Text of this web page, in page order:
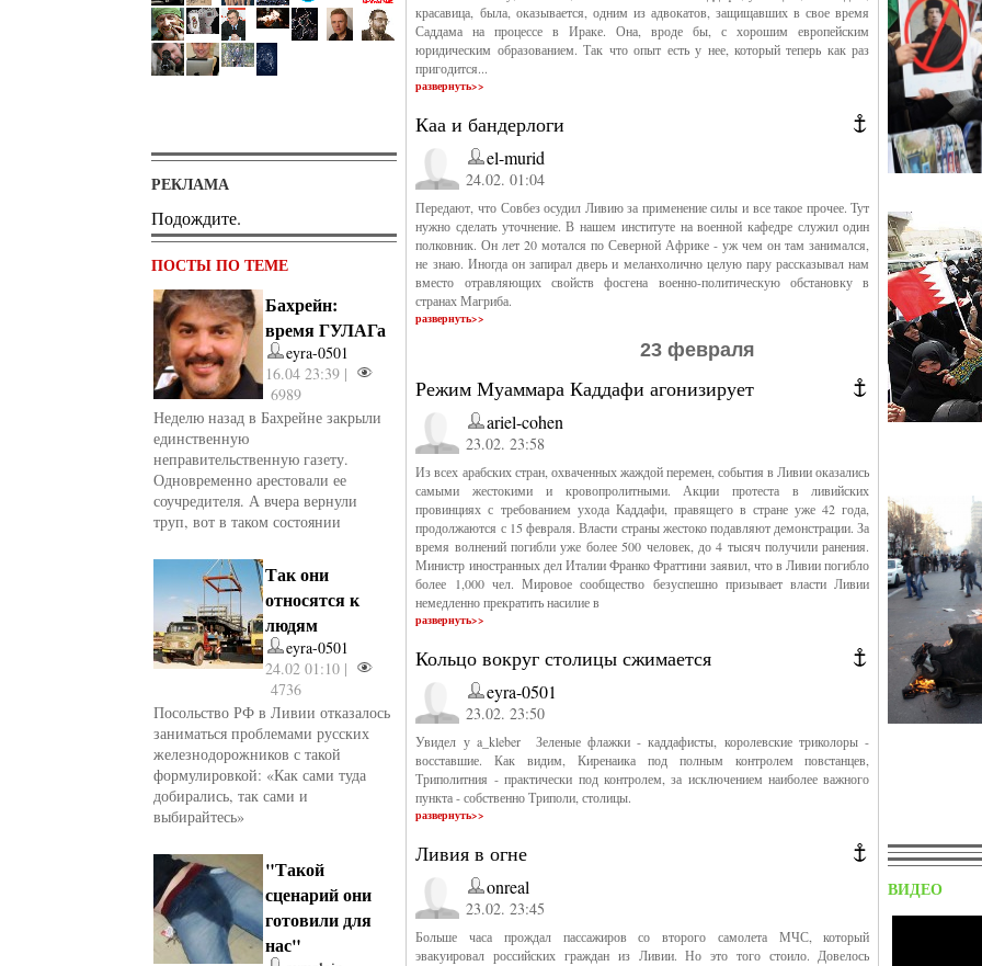
РЕКЛАМА
Подождите.
ПОСТЫ ПО ТЕМЕ
Бахрейн:
время ГУЛАГа
eyra-0501
16.04 23:39 |
6989
Неделю назад в Бахрейне закрыли
единственную
неправительственную газету.
Одновременно арестовали ее
соучредителя. А вчера вернули
труп, вот в таком состоянии
Так они
относятся к
людям
eyra-0501
24.02 01:10 |
4736
Посольство РФ в Ливии отказалось
заниматься проблемами русских
железнодорожников с такой
формулировкой: «Как сами туда
добирались, так сами и
выбирайтесь»
"Такой
сценарий они
готовили для
нас"
красавица, была, оказывается, одним из адвокатов, защищавших в свое время
Саддама на процессе в Ираке. Она, вроде бы, с хорошим европейским
юридическим образованием. Так что опыт есть у нее, который теперь как раз
пригодится...
развернуть>>
Каа и бандерлоги
el-murid
24.02. 01:04
Передают, что Совбез осудил Ливию за применение силы и все такое прочее. Тут
нужно сделать уточнение. В нашем институте на военной кафедре служил один
полковник. Он лет 20 мотался по Северной Африке - уж чем он там занимался,
не знаю. Иногда он запирал дверь и меланхолично целую пару рассказывал нам
вместо отравляющих свойств фосгена военно-политическую обстановку в
странах Магриба.
развернуть>>
23 февраля
Режим Муаммара Каддафи агонизирует
ariel-cohen
23.02. 23:58
Из всех арабских стран, охваченных жаждой перемен, события в Ливии оказались
самыми жестокими и кровопролитными. Акции протеста в ливийских
провинциях с требованием ухода Каддафи, правящего в стране уже 42 года,
продолжаются с 15 февраля. Власти страны жестоко подавляют демонстрации. За
время волнений погибли уже более 500 человек, до 4 тысяч получили ранения.
Министр иностранных дел Италии Франко Фраттини заявил, что в Ливии погибло
более 1,000 чел. Мировое сообщество безуспешно призывает власти Ливии
немедленно прекратить насилие в
развернуть>>
Кольцо вокруг столицы сжимается
eyra-0501
23.02. 23:50
Увидел у a_kleber Зеленые флажки - каддафисты, королевские триколоры -
восставшие. Как видим, Киренаика под полным контролем повстанцев,
Триполитния - практически под контролем, за исключением наиболее важного
пункта - собственно Триполи, столицы.
развернуть>>
Ливия в огне
onreal
23.02. 23:45
Больше часа прождал пассажиров со второго самолета МЧС, который
эвакуировал российских граждан из Ливии. Но это того стоило. Довелось
ВИДЕО